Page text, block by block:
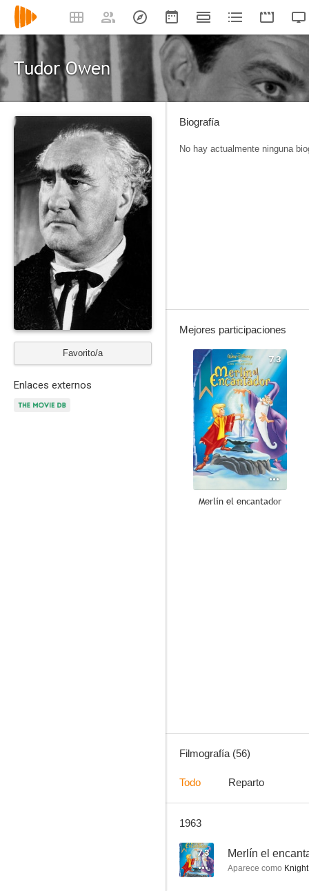
Tudor Owen
Favorito/a
Enlaces externos
Biografía
No hay actualmente ninguna
Mejores participaciones
7.3
Merlín el encantador
7.2
Filmografía (56)
Todo Reparto
1963
7.3 Merlín el
Aparece como